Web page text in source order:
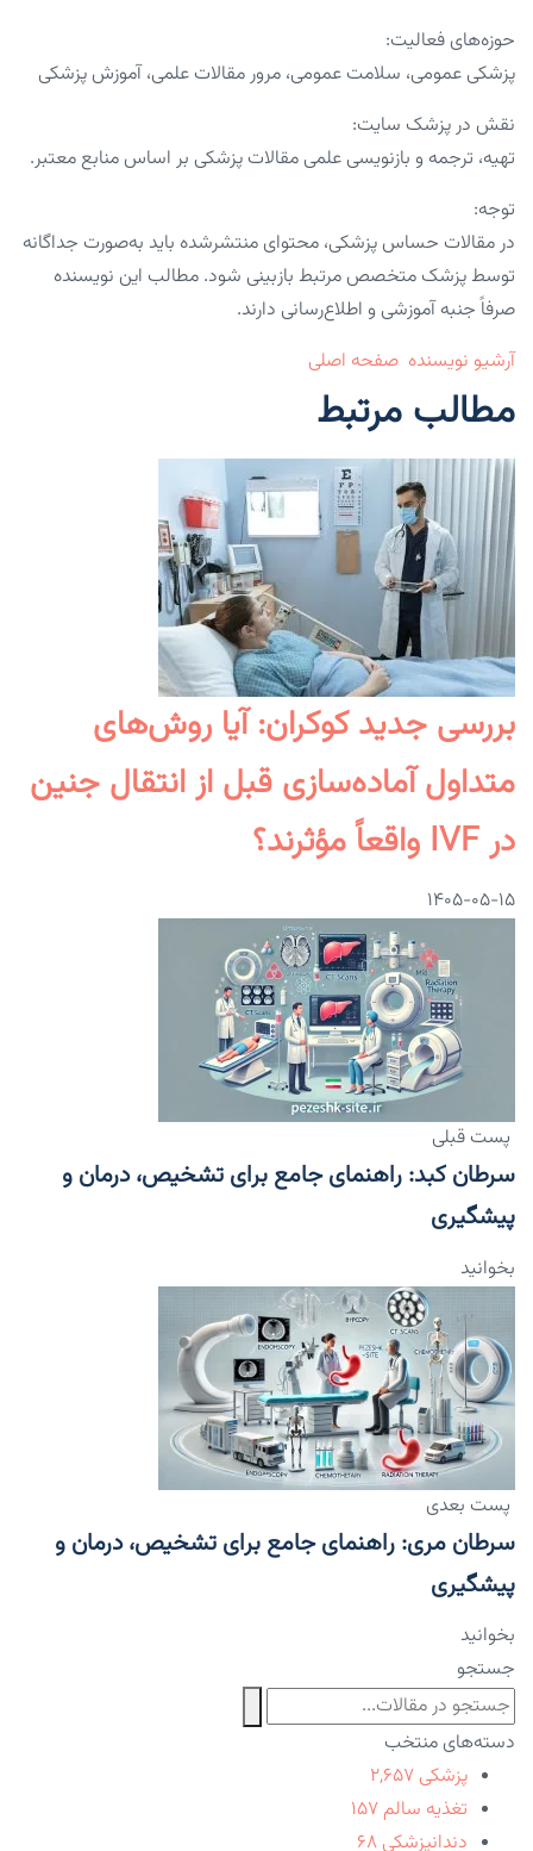
حوزه‌های فعالیت:
پزشکی عمومی، سلامت عمومی، مرور مقالات علمی، آموزش پزشکی
نقش در پزشک سایت:
تهیه، ترجمه و بازنویسی علمی مقالات پزشکی بر اساس منابع معتبر.
توجه:
در مقالات حساس پزشکی، محتوای منتشرشده باید به‌صورت جداگانه
توسط پزشک متخصص مرتبط بازبینی شود. مطالب این نویسنده
صرفاً جنبه آموزشی و اطلاع‌رسانی دارند.
آرشیو نویسنده صفحه اصلی
مطالب مرتبط
بررسی جدید کوکران: آیا روش‌های
متداول آماده‌سازی قبل از انتقال جنین
در IVF واقعاً مؤثرند؟
۱۴۰۵-۰۵-۱۵
پست قبلی
سرطان کبد: راهنمای جامع برای تشخیص، درمان و
پیشگیری
بخوانید
پست بعدی
سرطان مری: راهنمای جامع برای تشخیص، درمان و
پیشگیری
بخوانید
جستجو
دسته‌های منتخب
پزشکی ۲,۶۵۷
تغذیه سالم ۱۵۷
دندانپزشکی ۶۸